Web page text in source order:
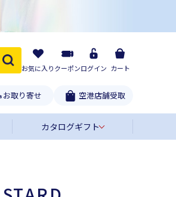
お気に入りクーポンログイン カート
お取り寄せ 空港店舗受取
カタログギフト